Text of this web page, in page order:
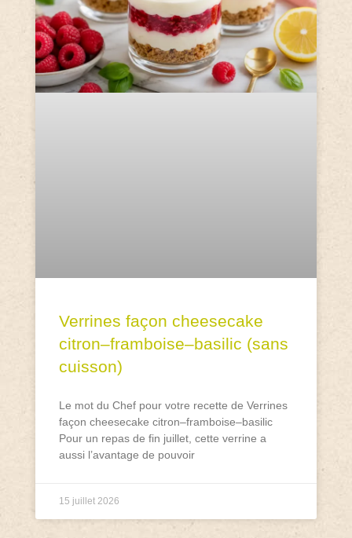
Verrines façon cheesecake
citron–framboise–basilic (sans
cuisson)
Le mot du Chef pour votre recette de Verrines
façon cheesecake citron–framboise–basilic
Pour un repas de fin juillet, cette verrine a
aussi l’avantage de pouvoir
15 juillet 2026